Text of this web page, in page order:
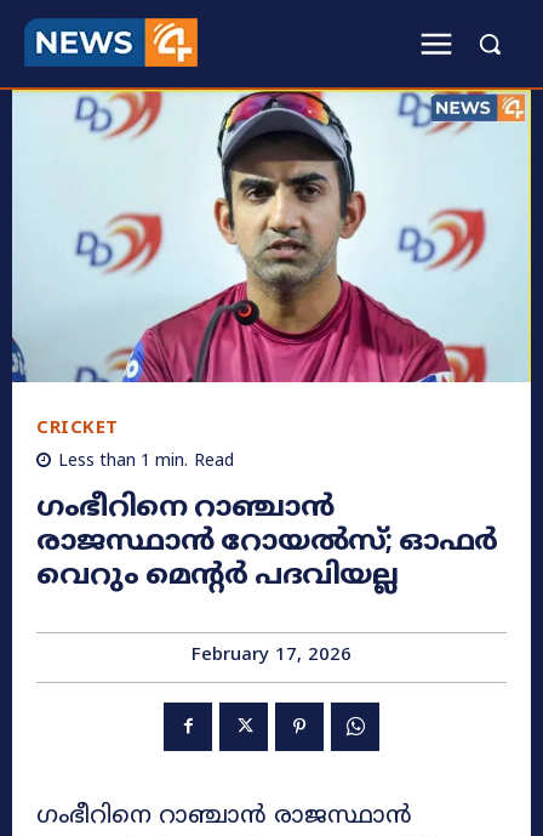
CRICKET
Less than 1 min. Read
ഗംഭീറിനെ റാഞ്ചാൻ
രാജസ്ഥാൻ റോയൽസ്; ഓഫർ
വെറും മെന്റർ പദവിയല്ല
February 17, 2026
ഗംഭീറിനെ റാഞ്ചാൻ രാജസ്ഥാൻ